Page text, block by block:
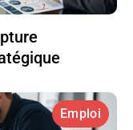
Emploi